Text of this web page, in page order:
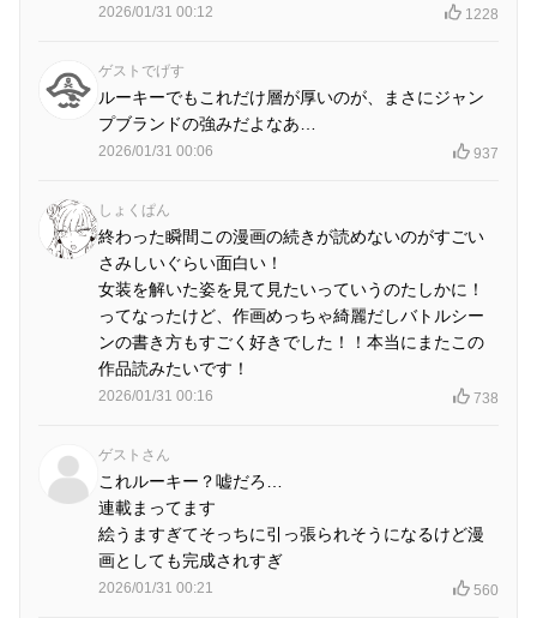
2026/01/31 00:12 1228
ゲストでげす
ルーキーでもこれだけ層が厚いのが、まさにジャン
プブランドの強みだよなあ…
2026/01/31 00:06 937
しょくぱん
終わった瞬間この漫画の続きが読めないのがすごい
さみしいぐらい面白い！
女装を解いた姿を見て見たいっていうのたしかに！
ってなったけど、作画めっちゃ綺麗だしバトルシー
ンの書き方もすごく好きでした！！本当にまたこの
作品読みたいです！
2026/01/31 00:16 738
ゲストさん
これルーキー？嘘だろ…
連載まってます
絵うますぎてそっちに引っ張られそうになるけど漫
画としても完成されすぎ
2026/01/31 00:21 560